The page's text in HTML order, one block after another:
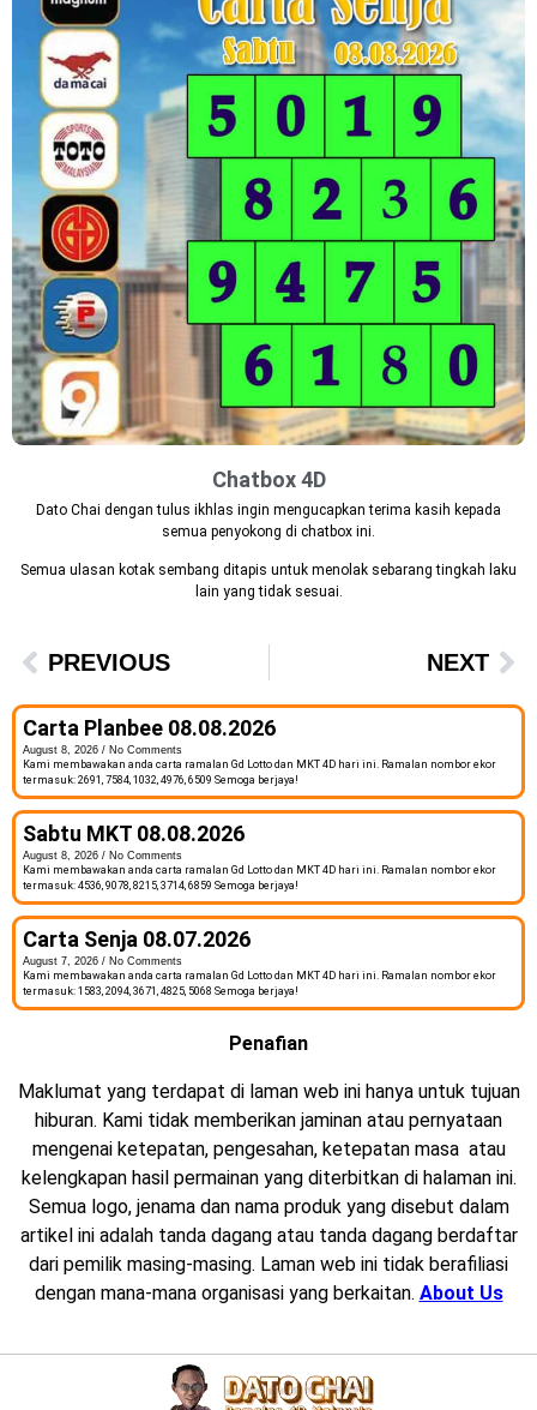
Chatbox 4D
Dato Chai dengan tulus ikhlas ingin mengucapkan terima kasih kepada
semua penyokong di chatbox ini.
Semua ulasan kotak sembang ditapis untuk menolak sebarang tingkah laku
lain yang tidak sesuai.
PREVIOUS NEXT
Carta Planbee 08.08.2026
August 8, 2026
No Comments
Kami membawakan anda carta ramalan Gd Lotto dan MKT 4D hari ini. Ramalan nombor ekor
termasuk: 2691, 7584, 1032, 4976, 6509 Semoga berjaya!
Sabtu MKT 08.08.2026
August 8, 2026
No Comments
Kami membawakan anda carta ramalan Gd Lotto dan MKT 4D hari ini. Ramalan nombor ekor
termasuk: 4536, 9078, 8215, 3714, 6859 Semoga berjaya!
Carta Senja 08.07.2026
August 7, 2026
No Comments
Kami membawakan anda carta ramalan Gd Lotto dan MKT 4D hari ini. Ramalan nombor ekor
termasuk: 1583, 2094, 3671, 4825, 5068 Semoga berjaya!
Penafian
Maklumat yang terdapat di laman web ini hanya untuk tujuan
hiburan. Kami tidak memberikan jaminan atau pernyataan
mengenai ketepatan, pengesahan, ketepatan masa atau
kelengkapan hasil permainan yang diterbitkan di halaman ini.
Semua logo, jenama dan nama produk yang disebut dalam
artikel ini adalah tanda dagang atau tanda dagang berdaftar
dari pemilik masing-masing. Laman web ini tidak berafiliasi
dengan mana-mana organisasi yang berkaitan. About Us